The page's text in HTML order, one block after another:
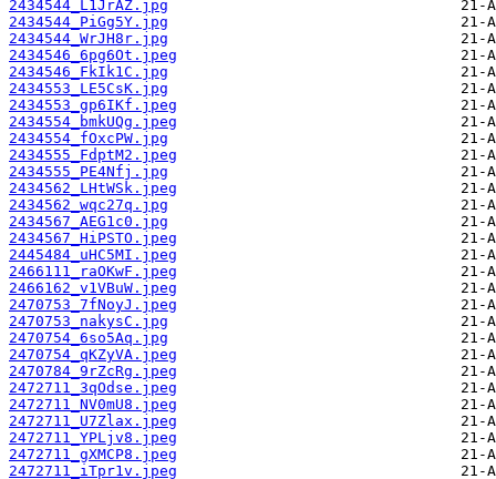
2434544_L1JrAZ.jpg
2434544_PiGg5Y.jpg
2434544_WrJH8r.jpg
2434546_6pg6Ot.jpeg
2434546_FkIk1C.jpg
2434553_LE5CsK.jpg
2434553_gp6IKf.jpeg
2434554_bmkUQg.jpeg
2434554_fOxcPW.jpg
2434555_FdptM2.jpeg
2434555_PE4Nfj.jpg
2434562_LHtWSk.jpeg
2434562_wqc27q.jpg
2434567_AEG1c0.jpg
2434567_HiPSTO.jpeg
2445484_uHC5MI.jpeg
2466111_raOKwF.jpeg
2466162_v1VBuW.jpeg
2470753_7fNoyJ.jpeg
2470753_nakysC.jpg
2470754_6so5Aq.jpg
2470754_qKZyVA.jpeg
2470784_9rZcRg.jpeg
2472711_3qOdse.jpeg
2472711_NV0mU8.jpeg
2472711_U7Zlax.jpeg
2472711_YPLjv8.jpeg
2472711_gXMCP8.jpeg
2472711_iTpr1v.jpeg